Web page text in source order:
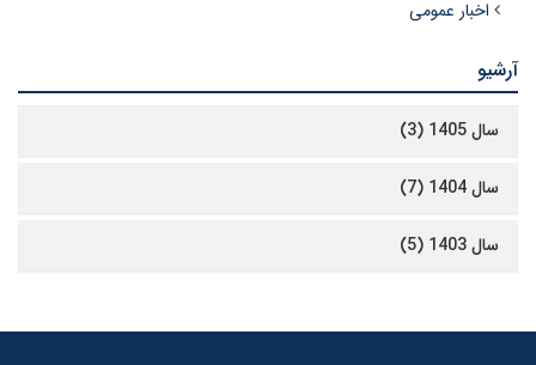
اخبار عمومی
آرشیو
سال 1405 (3)
سال 1404 (7)
سال 1403 (5)